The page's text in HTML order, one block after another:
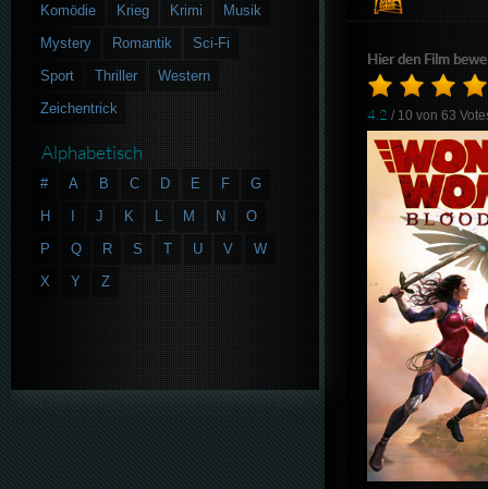
Hier den Film
4.2 / 10 von63
Komödie
Krieg Krimi
Musik
Mystery
Romantik
Sci-Fi
Sport
Thriller
Western
Zeichentrick
Alphabetisch
# A B C D E F
G
H
J K L M N
O
P
Q R S T U V
W
X
Y Z